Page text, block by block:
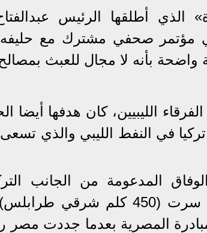
الذي أطلقها الرئيس
مؤتمر صحفي مشترك مع حليفه
واضحة بأنه لا مجال للعبث
الليبيين، كان هدفها
تركيا في النفط الليبي والذي
المدعومة من الجانب
لاستعادة السيطرة على مدينة سرت
المصرية بعدما جددت